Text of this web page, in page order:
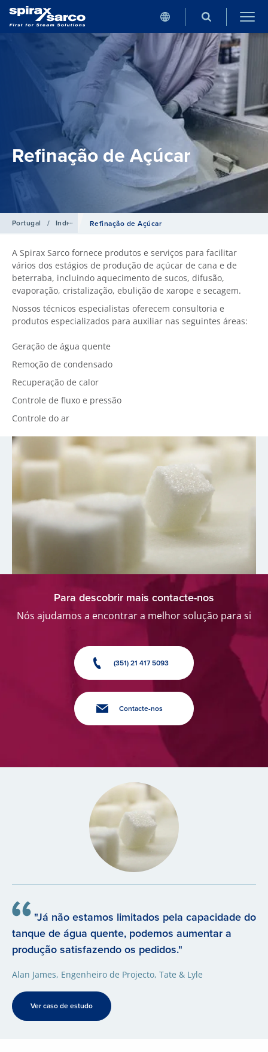
Refinação de Açúcar
Portugal / IndústriasRefinação de Açúcar
A Spirax Sarco fornece produtos e serviços para facilitar
vários dos estágios de produção de açúcar de cana e de
beterraba, incluindo aquecimento de sucos, difusão,
evaporação, cristalização, ebulição de xarope e secagem.
Nossos técnicos especialistas oferecem consultoria e
produtos especializados para auxiliar nas seguintes áreas:
Geração de água quente
Remoção de condensado
Recuperação de calor
Controle de fluxo e pressão
Controle do ar
Para descobrir mais contacte-nos
Nós ajudamos a encontrar a melhor solução para si
(351) 21 417 5093
Contacte-nos
"Já não estamos limitados pela capacidade do
tanque de água quente, podemos aumentar a
produção satisfazendo os pedidos."
Alan James, Engenheiro de Projecto, Tate & Lyle
Ver caso de estudo